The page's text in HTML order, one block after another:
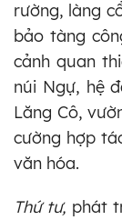
rường, làng
bảo tàng
cảnh quan
núi Ngự, hệ
Lăng Cô,
cường hợp
văn hóa.
Thứ tư, phát